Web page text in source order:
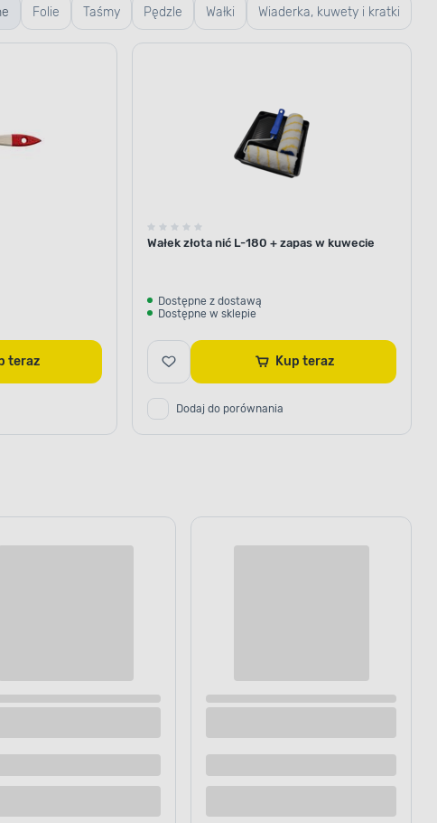
powierzchni
Matowa emalia tworzy
powłokę, która nie odbija światła.
pewność, że drobne mankamenty
zniwelowane.
Folie Taśmy Pędzle Wałki Wiaderka, kuwety i kratki
Kup teraz
Wałek złota nić L-180 + zapas w kuwecie
Dostępne z dostawą
Dostępne w sklepie
Kup teraz
Dodaj do porównania